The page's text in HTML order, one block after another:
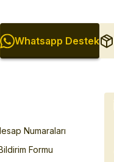
Whatsapp Destek
Numaraları
Formu